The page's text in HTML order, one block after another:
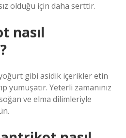
olduğu için daha serttir.
nasıl
gibi asidik içerikler etin
yumuşatır. Yeterli zamanınız
ve elma dilimleriyle